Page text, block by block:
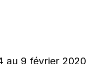
au 9 février 2020